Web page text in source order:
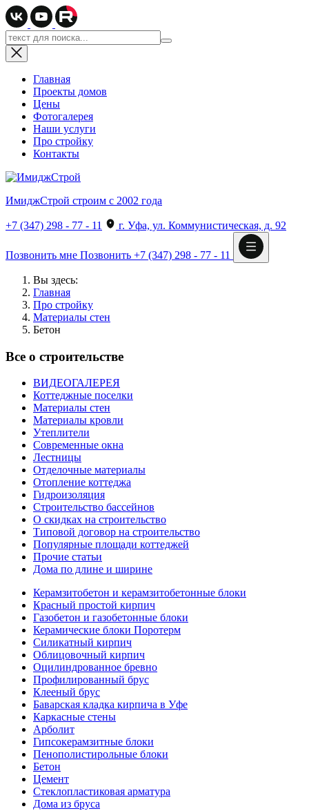
Главная
Проекты домов
Цены
Фотогалерея
Наши услуги
Про стройку
Контакты
ИмиджСтрой строим с 2002 года
+7 (347) 298 - 77 - 11 г. Уфа, ул. Коммунистическая, д. 92
Позвонить мне Позвонить +7 (347) 298 - 77 - 11
Вы здесь:
Главная
Про стройку
Материалы стен
Бетон
Все о строительстве
ВИДЕОГАЛЕРЕЯ
Коттеджные поселки
Материалы стен
Материалы кровли
Утеплители
Современные окна
Лестницы
Отделочные материалы
Отопление коттеджа
Гидроизоляция
Строительство бассейнов
О скидках на строительство
Типовой договор на строительство
Популярные площади коттеджей
Прочие статьи
Дома по длине и ширине
Керамзитобетон и керамзитобетонные блоки
Красный простой кирпич
Газобетон и газобетонные блоки
Керамические блоки Поротерм
Силикатный кирпич
Облицовочный кирпич
Оцилиндрованное бревно
Профилированный брус
Клееный брус
Баварская кладка кирпича в Уфе
Каркасные стены
Арболит
Гипсокерамзитные блоки
Пенополистирольные блоки
Бетон
Цемент
Стеклопластиковая арматура
Дома из бруса